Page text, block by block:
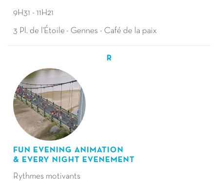
9H31 - 11H21
3 Pl. de l'Étoile - Gennes - Café de la paix
R
FUN EVENING ANIMATION
& EVERY NIGHT EVENEMENT
Rythmes motivants